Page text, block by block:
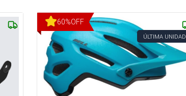
60%OFF
ÚLTIMA UNIDAD